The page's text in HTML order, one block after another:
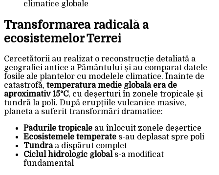
climatice globale
Transformarea radicală a
ecosistemelor Terrei
Cercetătorii au realizat o reconstrucție detaliată a
geografiei antice a Pământului și au comparat datele
fosile ale plantelor cu modelele climatice. Înainte de
catastrofă, temperatura medie globală era de
aproximativ 15°C, cu deșerturi în zonele tropicale și
tundră la poli. După erupțiile vulcanice masive,
planeta a suferit transformări dramatice:
Pădurile tropicale au înlocuit zonele deșertice
Ecosistemele temperate s-au deplasat spre poli
Tundraa dispărut complet
Ciclul hidrologic globals-a modificat
fundamental